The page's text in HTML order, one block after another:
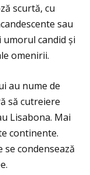
scurtă, cu
sau
umorul candid și
omenirii.
au nume de
să cutreiere
Lisabona. Mai
continente.
condensează